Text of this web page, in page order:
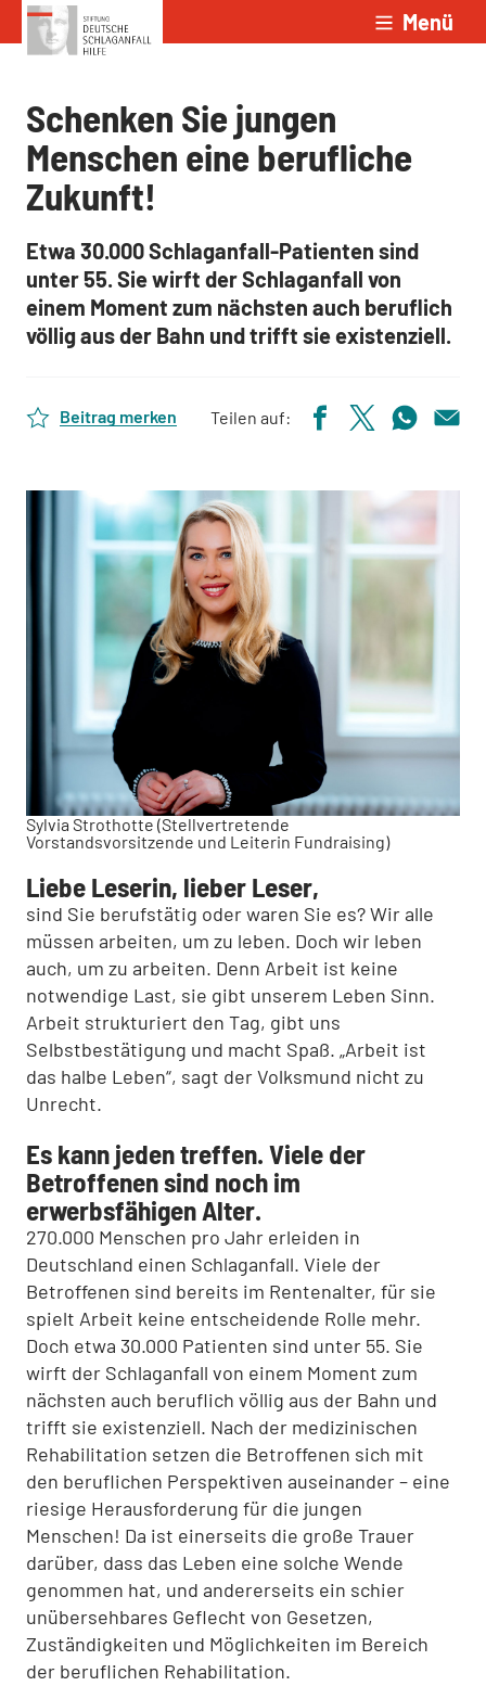
Zum Inhalt springen Menü
Schenken Sie jungen
Menschen eine berufliche
Zukunft!
Etwa 30.000 Schlaganfall-Patienten sind
unter 55. Sie wirft der Schlaganfall von
einem Moment zum nächsten auch beruflich
völlig aus der Bahn und trifft sie existenziell.
Beitrag merken Teilen auf:
Sylvia Strothotte (Stellvertretende
Vorstandsvorsitzende und Leiterin Fundraising)
Liebe Leserin, lieber Leser,
sind Sie berufstätig oder waren Sie es? Wir alle
müssen arbeiten, um zu leben. Doch wir leben
auch, um zu arbeiten. Denn Arbeit ist keine
notwendige Last, sie gibt unserem Leben Sinn.
Arbeit strukturiert den Tag, gibt uns
Selbstbestätigung und macht Spaß. „Arbeit ist
das halbe Leben“, sagt der Volksmund nicht zu
Unrecht.
Es kann jeden treffen. Viele der
Betroffenen sind noch im
erwerbsfähigen Alter.
270.000 Menschen pro Jahr erleiden in
Deutschland einen Schlaganfall. Viele der
Betroffenen sind bereits im Rentenalter, für sie
spielt Arbeit keine entscheidende Rolle mehr.
Doch etwa 30.000 Patienten sind unter 55. Sie
wirft der Schlaganfall von einem Moment zum
nächsten auch beruflich völlig aus der Bahn und
trifft sie existenziell. Nach der medizinischen
Rehabilitation setzen die Betroffenen sich mit
den beruflichen Perspektiven auseinander – eine
riesige Herausforderung für die jungen
Menschen! Da ist einerseits die große Trauer
darüber, dass das Leben eine solche Wende
genommen hat, und andererseits ein schier
unübersehbares Geflecht von Gesetzen,
Zuständigkeiten und Möglichkeiten im Bereich
der beruflichen Rehabilitation.